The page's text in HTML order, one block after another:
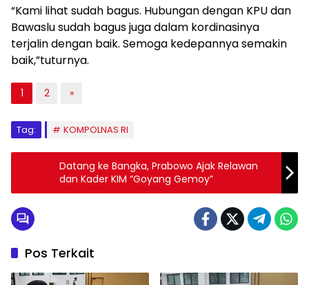
“Kami lihat sudah bagus. Hubungan dengan KPU dan
Bawaslu sudah bagus juga dalam kordinasinya
terjalin dengan baik. Semoga kedepannya semakin
baik,”tuturnya.
1 2 »
Tag: KOMPOLNAS RI
Datang ke Bangka, Prabowo Ajak Relawan
dan Kader KIM “Goyang Gemoy”
Pos Terkait